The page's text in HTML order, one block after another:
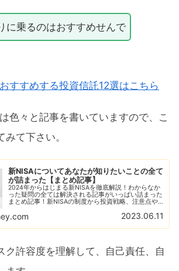
に乗るのはおすすめせんで
すすめする投資信託12選はこちら
色々と記事を書いていますので、こ
て下さい。
新NISAについてあなたが知りたいことの全て
が詰まった【まとめ記事】
2024年からはじまる新NISAを徹底解説！わからなか
った疑問の全ては解決される記事がいっぱい詰まった
まとめ記事！新NISAの制度から投資戦略、注意点や
の記事がギッシリ！
2023.06.11
ク許容度を理解して、自己責任、自